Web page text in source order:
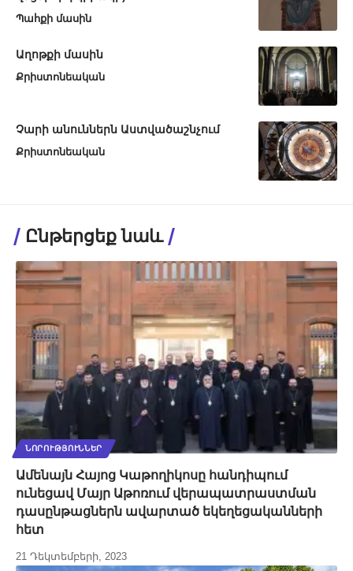
Պահքի մասին
Աղոթքի մասին
Քրիստոնեական
Չարի անուններն Աստվածաշնչում
Քրիստոնեական
Ընթերցեք նաև
ՆՈՐՈՒԹՅՈՒՆՆԵՐ
Ամենայն Հայոց Կաթողիկոսը հանդիպում
ունեցավ Մայր Աթոռում վերապատրաստման
դասընթացներն ավարտած եկեղեցականների
հետ
21 Դեկտեմբերի, 2023